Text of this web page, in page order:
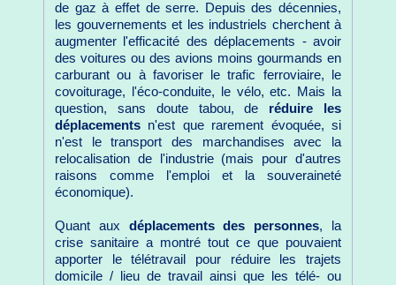
de gaz à effet de serre. Depuis des décennies,
les gouvernements et les industriels cherchent à
augmenter l'efficacité des déplacements - avoir
des voitures ou des avions moins gourmands en
carburant ou à favoriser le trafic ferroviaire, le
covoiturage, l'éco-conduite, le vélo, etc. Mais la
question, sans doute tabou, de réduire les
déplacements n'est que rarement évoquée, si
n'est le transport des marchandises avec la
relocalisation de l'industrie (mais pour d'autres
raisons comme l'emploi et la souveraineté
économique).
Quant aux déplacements des personnes, la
crise sanitaire a montré tout ce que pouvaient
apporter le télétravail pour réduire les trajets
domicile / lieu de travail ainsi que les télé- ou